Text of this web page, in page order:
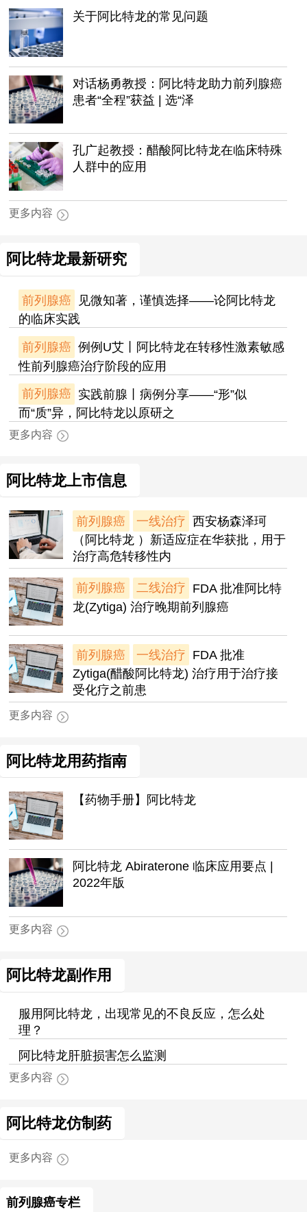
关于阿比特龙的常见问题
对话杨勇教授：阿比特龙助力前列腺癌
患者“全程”获益 | 选“泽
孔广起教授：醋酸阿比特龙在临床特殊
人群中的应用
更多内容
阿比特龙最新研究
前列腺癌
见微知著，谨慎选择——论阿比特龙
的临床实践
前列腺癌 例例U艾丨阿比特龙在转移性激素敏感
性前列腺癌治疗阶段的应用
前列腺癌 实践前腺丨病例分享——“形”似
而“质”异，阿比特龙以原研之
更多内容
阿比特龙上市信息
前列腺癌 一线治疗 西安杨森泽珂
（阿比特龙 ）新适应症在华获批，用于
治疗高危转移性内
前列腺癌 二线治疗 FDA 批准阿比特
龙(Zytiga) 治疗晚期前列腺癌
前列腺癌 一线治疗 FDA 批准
Zytiga(醋酸阿比特龙) 治疗用于治疗接
受化疗之前患
更多内容
阿比特龙用药指南
【药物手册】阿比特龙
阿比特龙 Abiraterone 临床应用要点 |
2022年版
更多内容
阿比特龙副作用
服用阿比特龙，出现常见的不良反应，怎么处
理？
阿比特龙肝脏损害怎么监测
更多内容
阿比特龙仿制药
更多内容
前列腺癌专栏